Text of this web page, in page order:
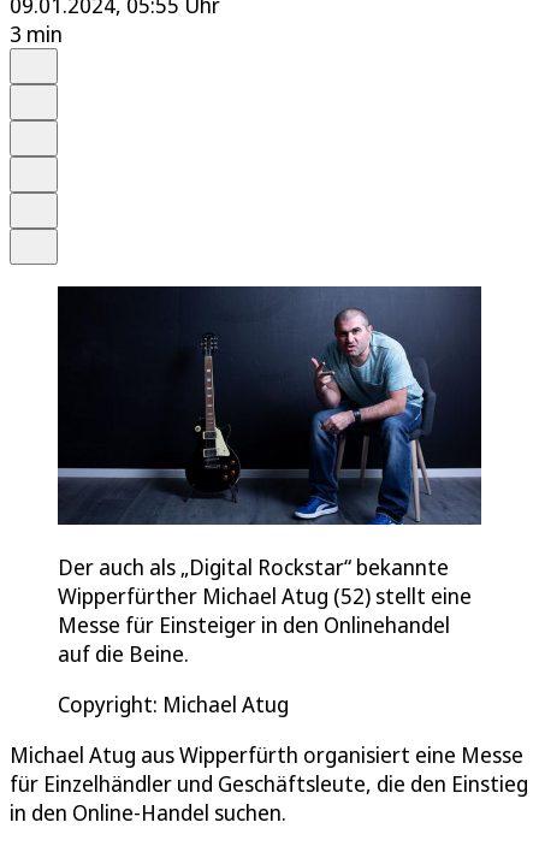
3 min
Der auch als „Digital Rockstar“ bekannte
Wipperfürther Michael Atug (52) stellt eine
Messe für Einsteiger in den Onlinehandel
auf die Beine.
Copyright: Michael Atug
Michael Atug aus Wipperfürth organisiert eine Messe
für Einzelhändler und Geschäftsleute, die den Einstieg
in den Online-Handel suchen.